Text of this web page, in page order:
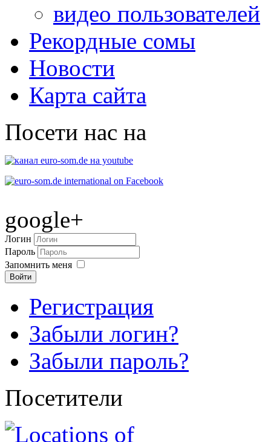
видео пользователей
Рекордные сомы
Новости
Карта сайта
Посети нас на
google+
Логин
Пароль
Запомнить меня
Войти
Регистрация
Забыли логин?
Забыли пароль?
Посетители